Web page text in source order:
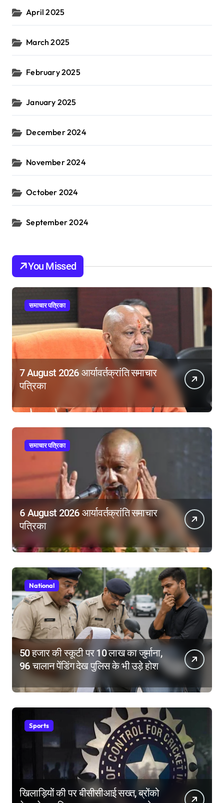
April 2025
March 2025
February 2025
January 2025
December 2024
November 2024
October 2024
September 2024
You Missed
समाचार पत्रिका
7 August 2026 आर्यावर्तक्रांति समाचार
पत्रिका
समाचार पत्रिका
6 August 2026 आर्यावर्तक्रांति समाचार
पत्रिका
National
50 हजार की स्कूटी पर 10 लाख का जुर्माना,
96 चालान पेंडिंग देख पुलिस के भी उड़े होश
Sports
खिलाड़ियों की पर बीसीसीआई सख्त, ब्रोंको